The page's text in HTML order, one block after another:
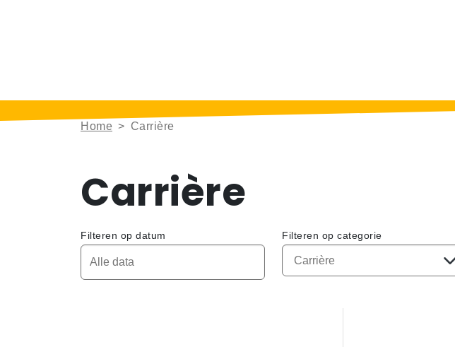
Home > Carrière
Carrière
Filteren op datum Filteren op categorie